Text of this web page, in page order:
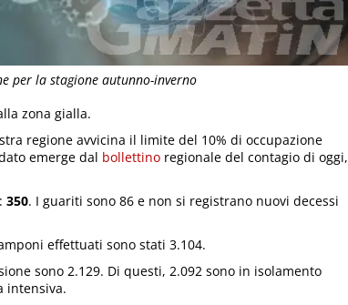
per la stagione autunno-inverno
zona gialla.
regione avvicina il limite del 10% di occupazione
emerge dal bollettino regionale del contagio di oggi,
350. I guariti sono 86 e non si registrano nuovi decessi
effettuati sono stati 3.104.
sono 2.129. Di questi, 2.092 sono in isolamento
intensiva.